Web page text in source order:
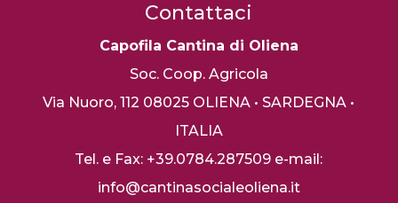
Contattaci
Capofila Cantina di Oliena
Soc. Coop. Agricola
Via Nuoro, 112 08025 OLIENA • SARDEGNA •
ITALIA
Tel. e Fax: +39.0784.287509 e-mail:
info@cantinasocialeoliena.it